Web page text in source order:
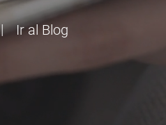
| Ir al Blog